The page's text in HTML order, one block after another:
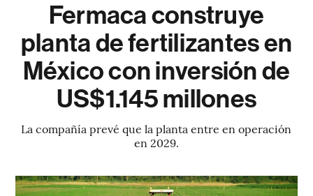
Fermaca construye
planta de fertilizantes en
México con inversión de
US$1.145 millones
La compañía prevé que la planta entre en operación
en 2029.